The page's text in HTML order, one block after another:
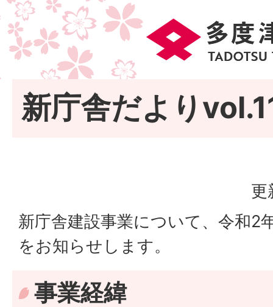
新庁舎だより
更
新庁舎建設事業について、令和2
をお知らせします。
事業経緯